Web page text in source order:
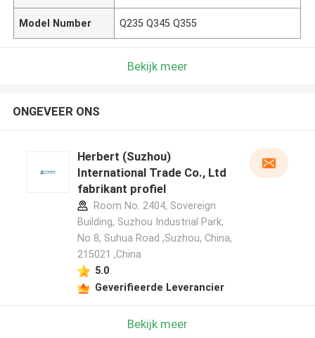
Model Number Q235 Q345 Q355
Bekijk meer
ONGEVEER ONS
Herbert (Suzhou)
International Trade Co., Ltd
fabrikant profiel
Room No. 2404, Sovereign
Building, Suzhou Industrial Park,
No 8, Suhua Road ,Suzhou, China,
215021 ,China
5.0
Geverifieerde Leverancier
Bekijk meer